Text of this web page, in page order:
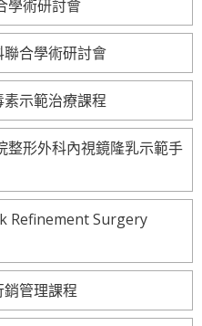
學術研討會
合學術研討會
示範治療課程
整形外科內視鏡隆乳示範手
Refinement Surgery
管理課程